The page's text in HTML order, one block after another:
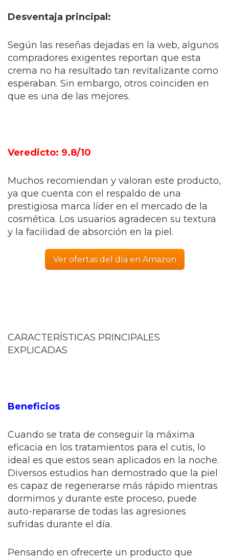
Desventaja principal:
Según las reseñas dejadas en la web, algunos
compradores exigentes reportan que esta
crema no ha resultado tan revitalizante como
esperaban. Sin embargo, otros coinciden en
que es una de las mejores.
Veredicto: 9.8/10
Muchos recomiendan y valoran este producto,
ya que cuenta con el respaldo de una
prestigiosa marca líder en el mercado de la
cosmética. Los usuarios agradecen su textura
y la facilidad de absorción en la piel.
Ver ofertas del día en Amazon
CARACTERÍSTICAS PRINCIPALES
EXPLICADAS
Beneficios
Cuando se trata de conseguir la máxima
eficacia en los tratamientos para el cutis, lo
ideal es que estos sean aplicados en la noche.
Diversos estudios han demostrado que la piel
es capaz de regenerarse más rápido mientras
dormimos y durante este proceso, puede
auto-repararse de todas las agresiones
sufridas durante el día.
Pensando en ofrecerte un producto que